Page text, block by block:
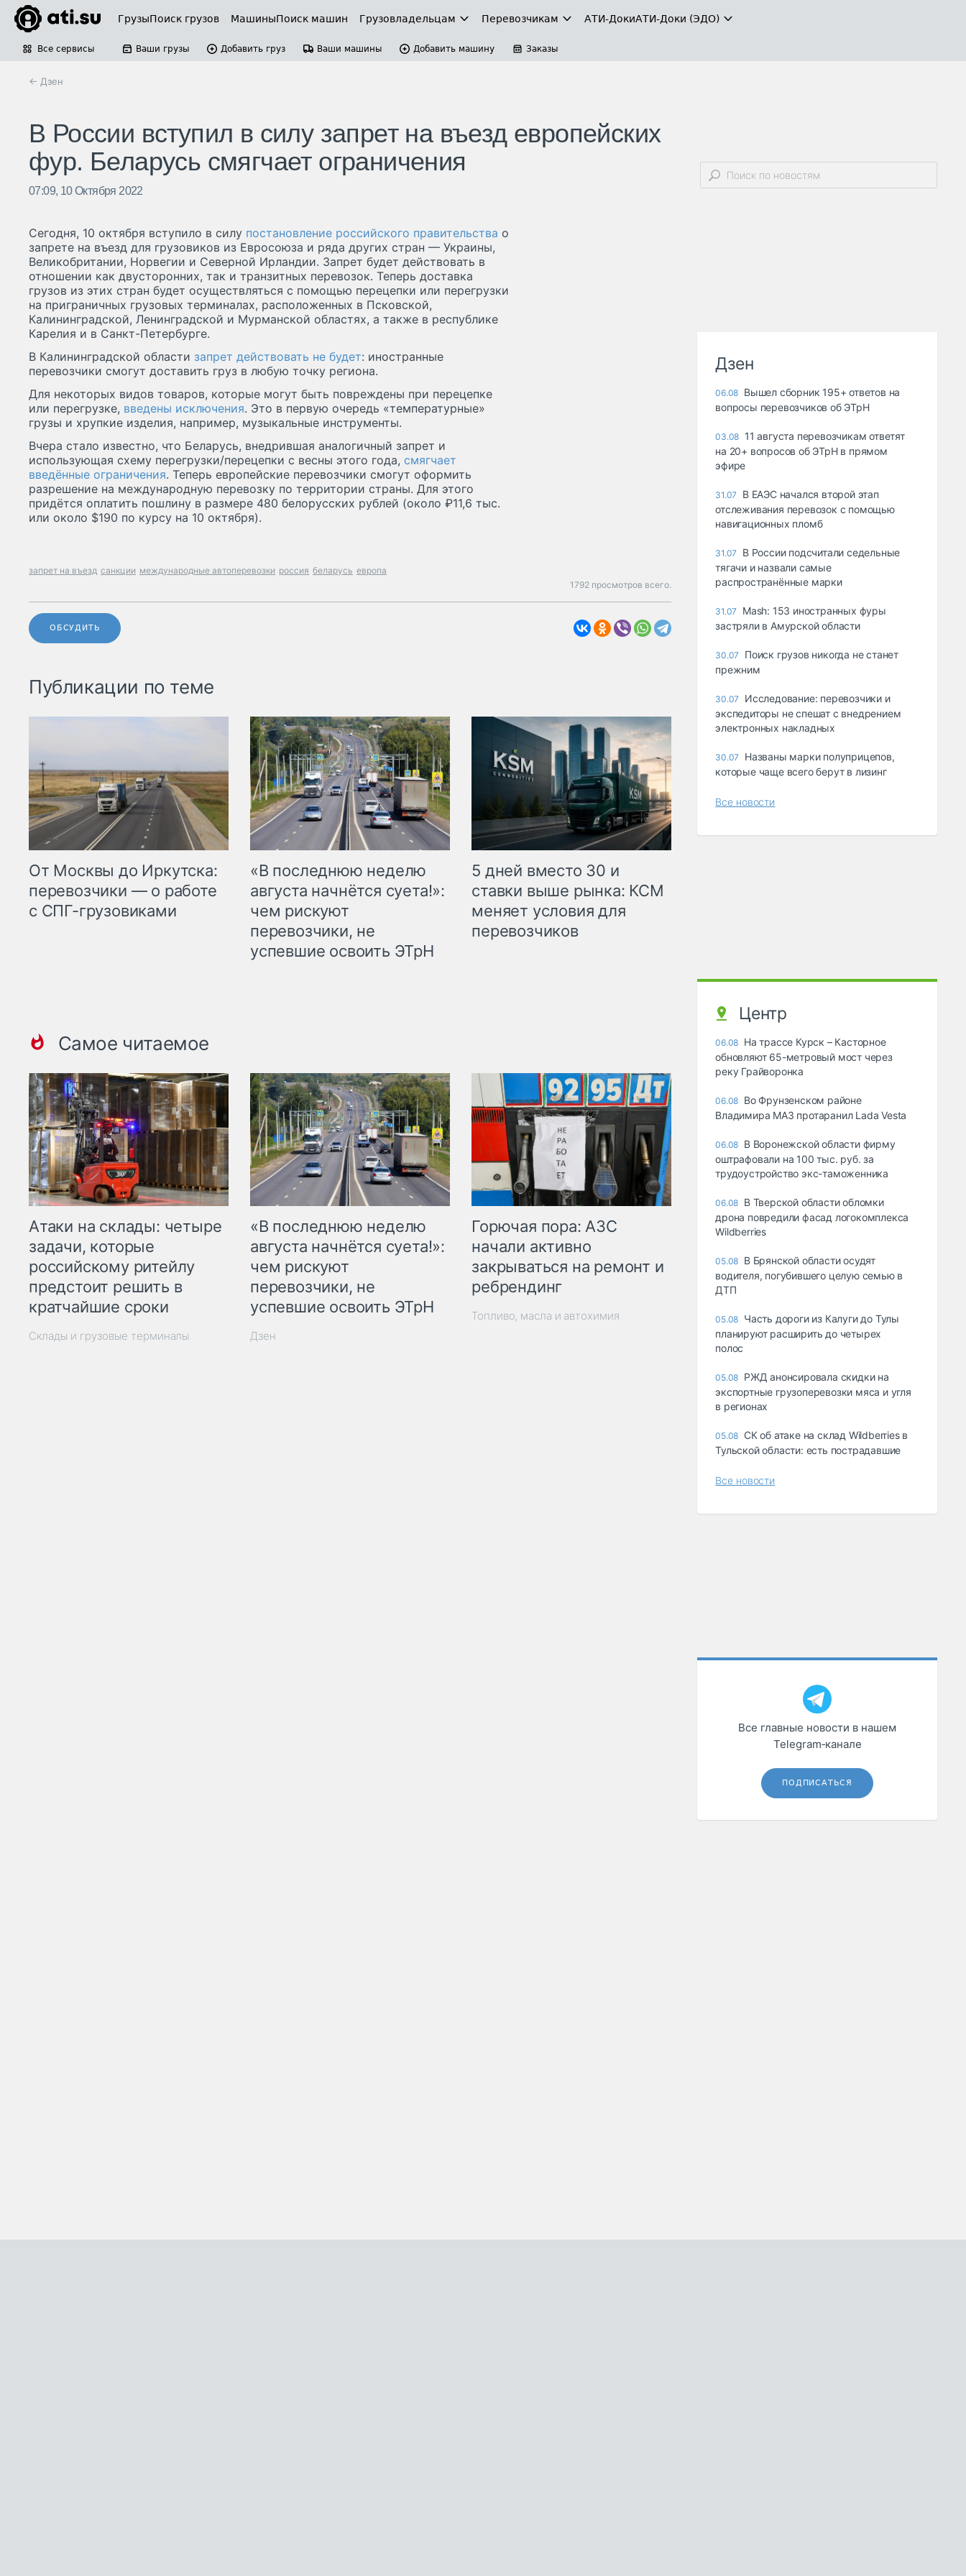
ГрузыПоиск грузов МашиныПоиск машин Грузовладельцам Перевозчикам АТИ-ДокиАТИ-Доки (ЭДО)
Все сервисы Ваши грузы Добавить груз Ваши машины Добавить машину Заказы
← Дзен
В России вступил в силу запрет на въезд европейских
фур. Беларусь смягчает ограничения
07:09, 10 Октября 2022
Сегодня, 10 октября вступило в силу постановление российского правительства о
запрете на въезд для грузовиков из Евросоюза и ряда других стран — Украины,
Великобритании, Норвегии и Северной Ирландии. Запрет будет действовать в
отношении как двусторонних, так и транзитных перевозок. Теперь доставка
грузов из этих стран будет осуществляться с помощью перецепки или перегрузки
на приграничных грузовых терминалах, расположенных в Псковской,
Калининградской, Ленинградской и Мурманской областях, а также в республике
Карелия и в Санкт-Петербурге.
В Калининградской области запрет действовать не будет: иностранные
перевозчики смогут доставить груз в любую точку региона.
Для некоторых видов товаров, которые могут быть повреждены при перецепке
или перегрузке, введены исключения. Это в первую очередь «температурные»
грузы и хрупкие изделия, например, музыкальные инструменты.
Вчера стало известно, что Беларусь, внедрившая аналогичный запрет и
использующая схему перегрузки/перецепки с весны этого года, смягчает
введённые ограничения. Теперь европейские перевозчики смогут оформить
разрешение на международную перевозку по территории страны. Для этого
придётся оплатить пошлину в размере 480 белорусских рублей (около ₽11,6 тыс.
или около $190 по курсу на 10 октября).
запрет на въезд санкции международные автоперевозки россия беларусь европа
1792 просмотров всего.
ОБСУДИТЬ
Публикации по теме
От Москвы до Иркутска:
перевозчики — о работе
с СПГ-грузовиками
«В последнюю неделю
августа начнётся суета!»:
чем рискуют
перевозчики, не
успевшие освоить ЭТрН
5 дней вместо 30 и
ставки выше рынка: КСМ
меняет условия для
перевозчиков
Самое читаемое
Атаки на склады: четыре
задачи, которые
российскому ритейлу
предстоит решить в
кратчайшие сроки
Склады и грузовые терминалы
«В последнюю неделю
августа начнётся суета!»:
чем рискуют
перевозчики, не
успевшие освоить ЭТрН
Дзен
Горючая пора: АЗС
начали активно
закрываться на ремонт и
ребрендинг
Топливо, масла и автохимия
Дзен
06.08 Вышел сборник 195+ ответов на
вопросы перевозчиков об ЭТрН
03.08 11 августа перевозчикам ответят
на 20+ вопросов об ЭТрН в прямом
эфире
31.07
В ЕАЭС начался второй этап
отслеживания перевозок с помощью
навигационных пломб
31.07
В России подсчитали седельные
тягачи и назвали самые
распространённые марки
31.07
Mash: 153 иностранных фуры
застряли в Амурской области
30.07
Поиск грузов никогда не станет
прежним
30.07
Исследование: перевозчики и
экспедиторы не спешат с внедрением
электронных накладных
30.07
Названы марки полуприцепов,
которые чаще всего берут в лизинг
Все новости
Центр
06.08 На трассе Курск – Касторное
обновляют 65-метровый мост через
реку Грайворонка
06.08 Во Фрунзенском районе
Владимира МАЗ протаранил Lada Vesta
06.08 В Воронежской области фирму
оштрафовали на 100 тыс. руб. за
трудоустройство экс-таможенника
06.08 В Тверской области обломки
дрона повредили фасад логокомплекса
Wildberries
05.08 В Брянской области осудят
водителя, погубившего целую семью в
ДТП
05.08 Часть дороги из Калуги до Тулы
планируют расширить до четырех
полос
05.08 РЖД анонсировала скидки на
экспортные грузоперевозки мяса и угля
в регионах
05.08 СК об атаке на склад Wildberries в
Тульской области: есть пострадавшие
Все новости
Все главные новости в нашем
Telegram‑канале
ПОДПИСАТЬСЯ